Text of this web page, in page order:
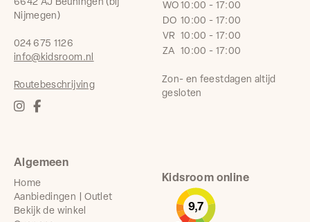
Algemeen
Home
Aanbiedingen | Outlet
Bekijk de winkel
6642 AJ Beuningen (bij
Nijmegen)
024 675 1126
info@kidsroom.nl
Routebeschrijving
WO 10:00 - 17:00
DO 10:00 - 17:00
VR 10:00 - 17:00
ZA 10:00 - 17:00
Zon- en feestdagen altijd
gesloten
Kidsroom online
9,7